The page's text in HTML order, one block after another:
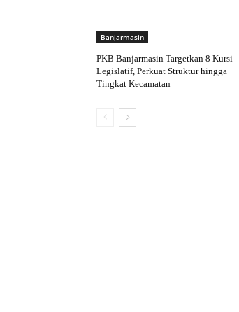
Banjarmasin
PKB Banjarmasin Targetkan 8 Kursi
Legislatif, Perkuat Struktur hingga
Tingkat Kecamatan